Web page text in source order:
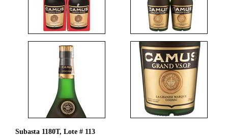
Subasta 1180T, Lote # 113